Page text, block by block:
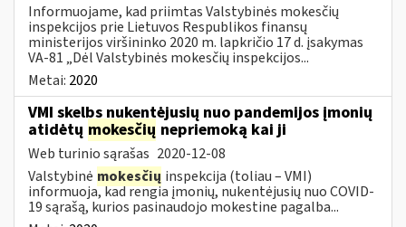
Informuojame, kad priimtas Valstybinės mokesčių
inspekcijos prie Lietuvos Respublikos finansų
ministerijos viršininko 2020 m. lapkričio 17 d. įsakymas
VA-81 „Dėl Valstybinės mokesčių inspekcijos...
Metai: 2020
VMI skelbs nukentėjusių nuo pandemijos įmonių
atidėtų mokesčių nepriemoką kai ji
Web turinio sąrašas 2020-12-08
Valstybinė mokesčių inspekcija (toliau – VMI)
informuoja, kad rengia įmonių, nukentėjusių nuo COVID-
19 sąrašą, kurios pasinaudojo mokestine pagalba...